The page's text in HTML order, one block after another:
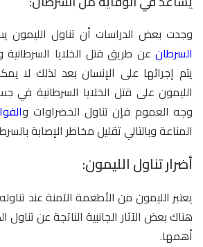
وجدت بعض الدراسات أن تناول الليمون
السرطان عن طريق قتل الخلايا
يتم إجرائها على الإنسان بعد لذلك لا
الليمون على قتل الخلايا السرطانية في
وجه العموم فإن تناول الخضراوات و
المناعة وبالتالي تقليل مخاطر الإصابة
أضرار تناول الليمون:
يعتبر الليمون من الأطعمة الآمنة عند
هناك بعض الآثار الجانبية الناتجة عن تناول
أهمها.